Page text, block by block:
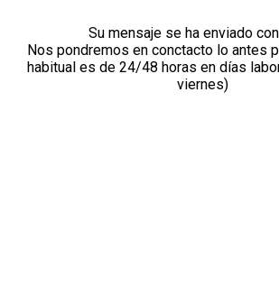
Su mensaje se ha enviado
Nos pondremos en conctacto lo antes
habitual es de 24/48 horas en días
viernes)